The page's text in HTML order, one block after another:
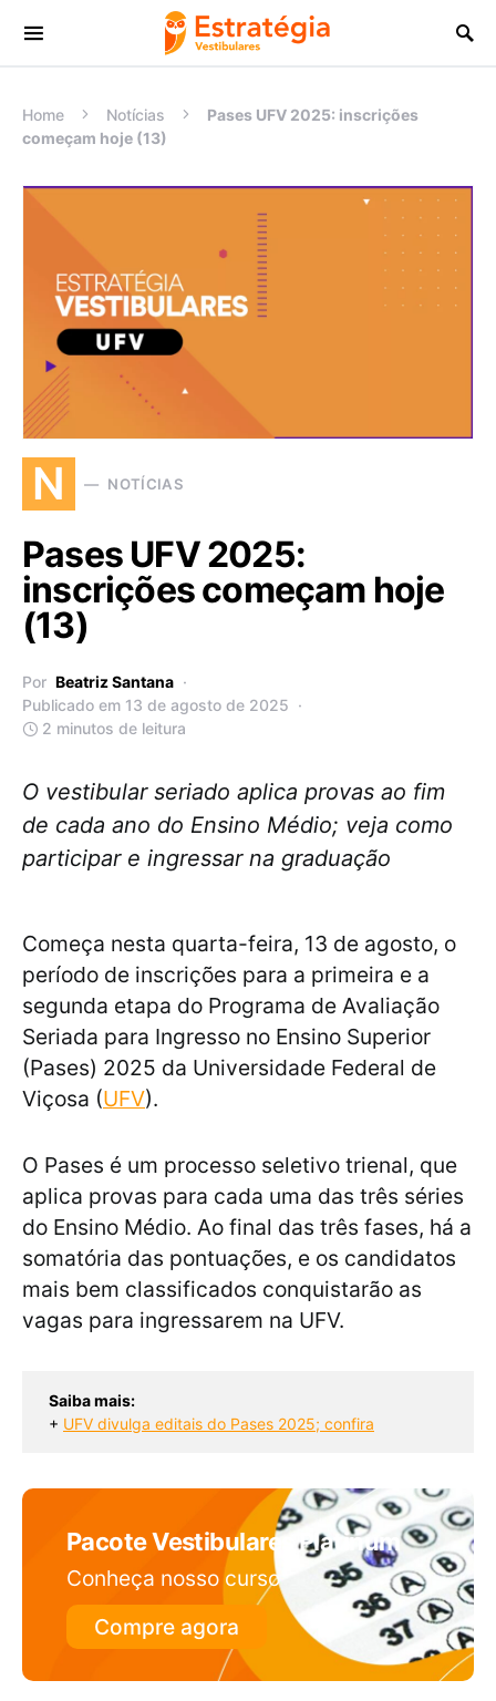
Procurar:
Home Notícias
Pases UFV 2025: inscrições
começam hoje (13)
N NOTÍCIAS
Pases UFV 2025:
inscrições começam hoje
(13)
Por Beatriz Santana
Publicado em 13 de agosto de 2025
2 minutos de leitura
O vestibular seriado aplica provas ao fim
de cada ano do Ensino Médio; veja como
participar e ingressar na graduação
Começa nesta quarta-feira, 13 de agosto, o
período de inscrições para a primeira e a
segunda etapa do Programa de Avaliação
Seriada para Ingresso no Ensino Superior
(Pases) 2025 da Universidade Federal de
Viçosa (UFV).
O Pases é um processo seletivo trienal, que
aplica provas para cada uma das três séries
do Ensino Médio. Ao final das três fases, há a
somatória das pontuações, e os candidatos
mais bem classificados conquistarão as
vagas para ingressarem na UFV.
Saiba mais:
+ UFV divulga editais do Pases 2025; confira
Pacote Vestibulares Platinum
Conheça nosso curso
Compre agora